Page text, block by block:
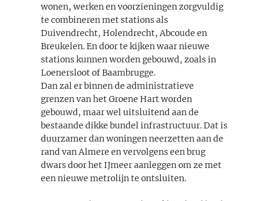
wonen, werken en voorzieningen zorgvuldig
te combineren met stations als
Duivendrecht, Holendrecht, Abcoude en
Breukelen. En door te kijken waar nieuwe
stations kunnen worden gebouwd, zoals in
Loenersloot of Baambrugge.
Dan zal er binnen de administratieve
grenzen van het Groene Hart worden
gebouwd, maar wel uitsluitend aan de
bestaande dikke bundel infrastructuur. Dat is
duurzamer dan woningen neerzetten aan de
rand van Almere en vervolgens een brug
dwars door het IJmeer aanleggen om ze met
een nieuwe metrolijn te ontsluiten.